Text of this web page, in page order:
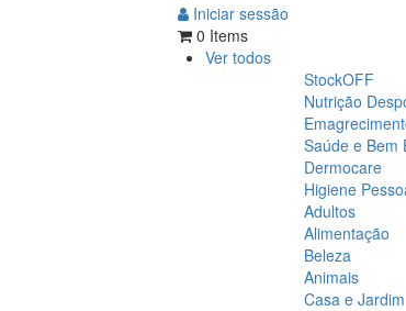
Iniciar sessão
0 Items
Ver todos
StockOFF
Nutrição
Saúde e Bem
Dermocare
Higiene
Adultos
Alimentação
Beleza
Animais
Casa e Jardim